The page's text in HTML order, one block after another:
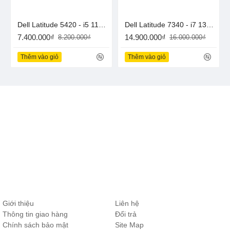
web :binhduonglatop.vn
7.400.000₫ 8.200.000₫
Thêm vào giỏ
14.900.000₫ 16.000.000₫
Thêm vào giỏ
Giới thiệu
Thông tin giao hàng
Chính sách bảo mật
Liên hệ
Đổi trả
Site Map